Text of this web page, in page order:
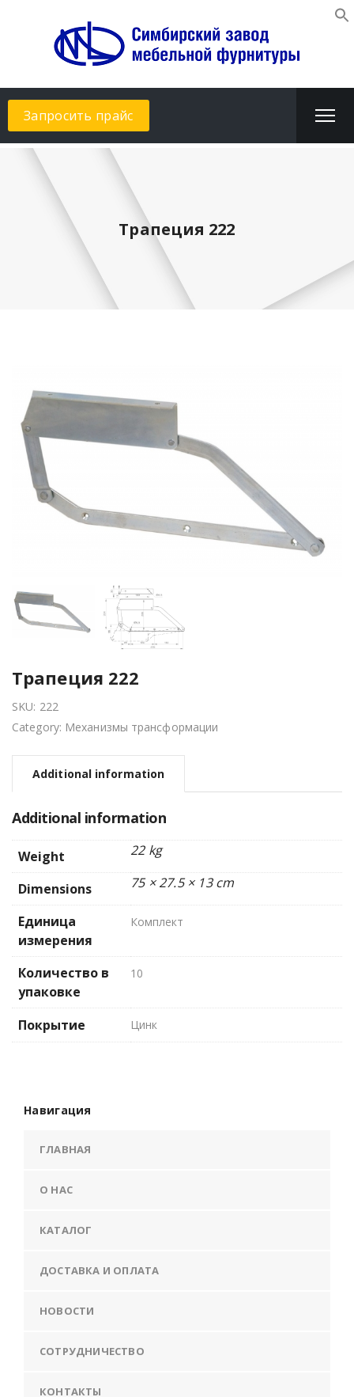
Запросить прайс
Трапеция 222
Трапеция 222
SKU: 222
Category: Механизмы трансформации
Additional information
Additional information
Weight 22 kg
Dimensions 75 × 27.5 × 13 cm
Единица
измерения
Комплект
Количество в
упаковке
10
Покрытие Цинк
Навигация
ГЛАВНАЯ
О НАС
КАТАЛОГ
ДОСТАВКА И ОПЛАТА
НОВОСТИ
СОТРУДНИЧЕСТВО
КОНТАКТЫ